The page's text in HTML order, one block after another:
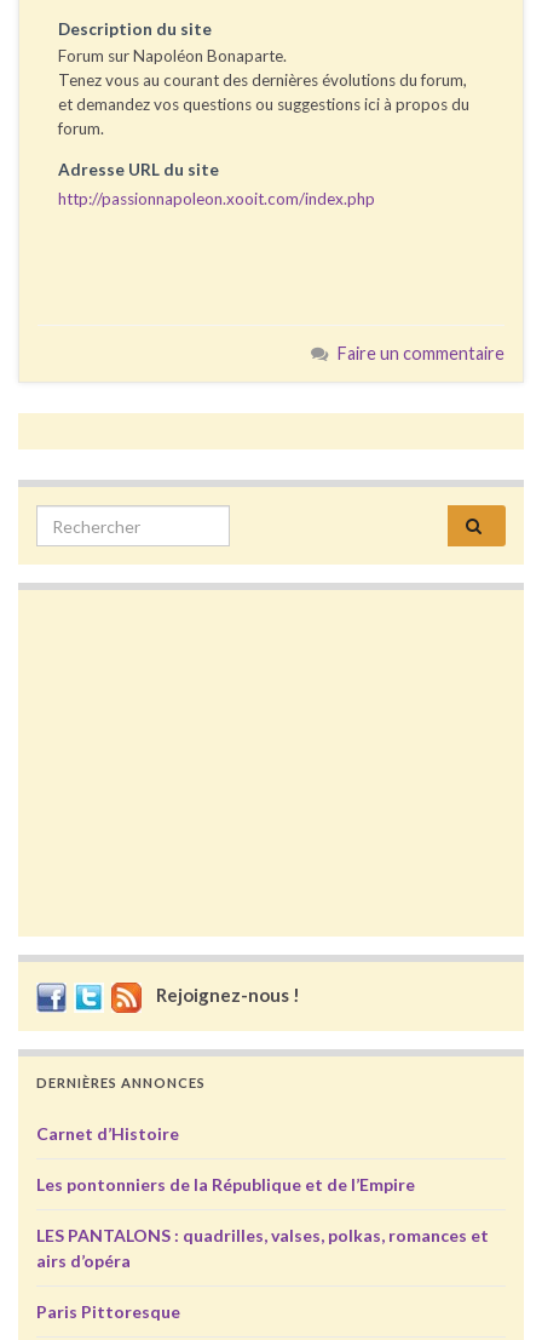
Description du site
Forum sur Napoléon Bonaparte.
Tenez vous au courant des dernières évolutions du forum,
et demandez vos questions ou suggestions ici à propos du
forum.
Adresse URL du site
http://passionnapoleon.xooit.com/index.php
Faire un commentaire
Search for:
Rejoignez-nous !
DERNIÈRES ANNONCES
Carnet d’Histoire
Les pontonniers de la République et de l’Empire
LES PANTALONS : quadrilles, valses, polkas, romances et
airs d’opéra
Paris Pittoresque